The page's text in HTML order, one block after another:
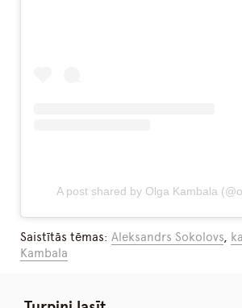
A post shared by Olga Kambala
Saistītās tēmas:Aleksandrs Sokolovs,
Kambala